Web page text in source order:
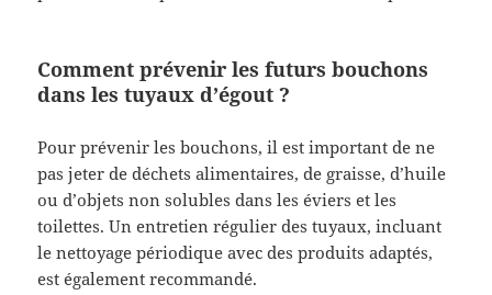
Comment prévenir les futurs bouchons
dans les tuyaux d’égout ?
Pour prévenir les bouchons, il est important de ne
pas jeter de déchets alimentaires, de graisse, d’huile
ou d’objets non solubles dans les éviers et les
toilettes. Un entretien régulier des tuyaux, incluant
le nettoyage périodique avec des produits adaptés,
est également recommandé.